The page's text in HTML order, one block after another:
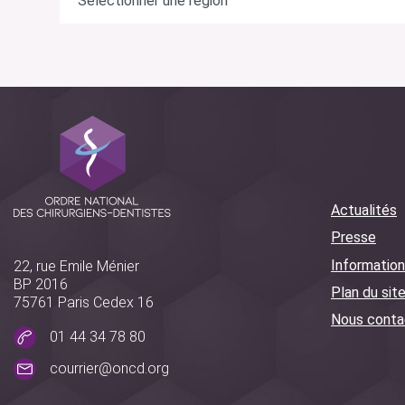
22, rue Emile Ménier
BP 2016
75761 Paris Cedex 16
01 44 34 78 80
courrier@oncd.org
Actualités
Presse
Plan du site
Nous